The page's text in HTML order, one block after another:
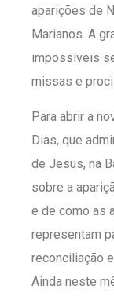
aparições de
Marianos. A
impossíveis
missas e
Para abrir a
Dias, que
de Jesus, na
sobre a
e de como as
representam
reconciliação
Ainda neste